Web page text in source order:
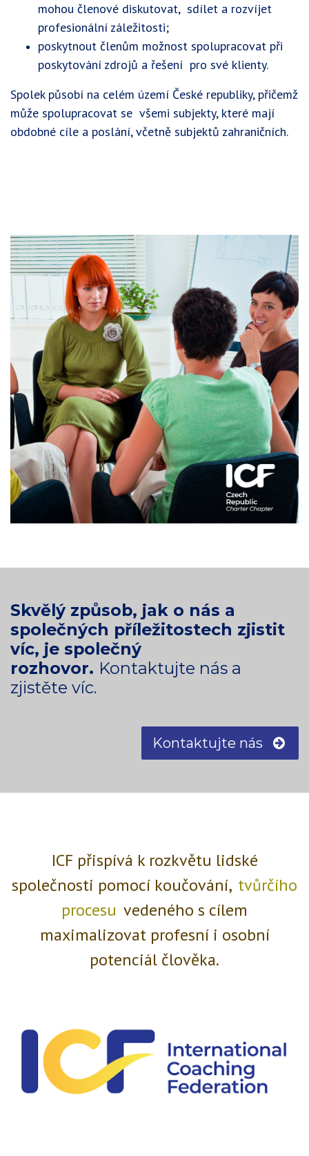
mohou členové diskutovat, sdílet a rozvíjet
profesionální záležitosti;
poskytnout členům možnost spolupracovat při
poskytování zdrojů a řešení pro své klienty.
Spolek působí na celém území České republiky, přičemž
může spolupracovat se všemi subjekty, které mají
obdobné cíle a poslání, včetně subjektů zahraničních.
Skvělý způsob, jak o nás a
společných příležitostech zjistit
víc, je společný
rozhovor. Kontaktujte nás a
zjistěte víc.
Kontaktujte nás
ICF přispívá k rozkvětu lidské
společnosti pomocí koučování, tvůrčího
procesu vedeného s cílem
maximalizovat profesní i osobní
potenciál člověka.